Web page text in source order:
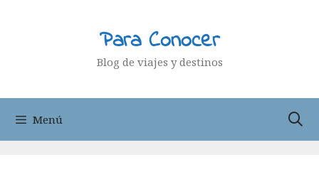
Para Conocer
Blog de viajes y destinos
Menú